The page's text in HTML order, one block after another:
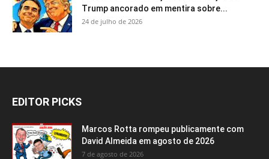
Trump ancorado em mentira sobre...
24 de julho de 2026
EDITOR PICKS
Marcos Rotta rompeu publicamente com
David Almeida em agosto de 2026
7 de agosto de 2026